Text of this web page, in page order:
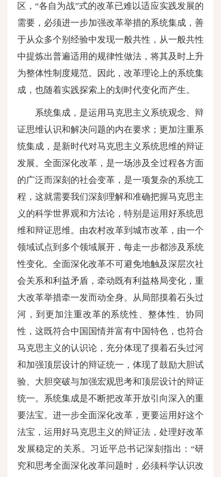
区，“各自为战”式的改革已难以适应实践发展的
需要，必须进一步加强改革举措的系统集成，善
于从众多个别经验中发现一般共性，从一般共性
中提炼出普遍适用的规律性做法，将其及时上升
为整体性制度规范。因此，改革理论上的系统集
成，也随着实践探索上的划时代变化而产生。
系统集成，是运用马克思主义系统观念、辩
证思维认识和解决问题的内在要求；更加注重系
统集成，是新时代对马克思主义系统思维的辩证
发展。全面深化改革，是一场涉及全过程各方面
的广泛而深刻的社会变革，是一项复杂的系统工
程，这就需要我们深刻理解和准确把握马克思主
义的科学世界观和方法论，特别是运用好系统思
维和辩证思维。由农村改革到城市改革，由一个
领域试点到多个领域展开，每走一步都涉及系统
性变化。全面深化改革不可避免地触及深层次社
会关系和利益矛盾，牵动既有利益格局变化，重
大改革举措牵一发而动全身。从局部摸着石头过
河，到更加注重改革的系统性、整体性、协同
性，这既符合中国国情并富有中国特色，也符合
马克思主义的认识论，充分体现了摸着石头过河
和加强顶层设计的辩证统一，体现了鼓励大胆试
验、大胆突破与加强宏观思考和顶层设计的辩证
统一。系统集成是不断把改革开放引向深入的重
要法宝。进一步全面深化改革，更要运用好这个
法宝，运用好马克思主义的辩证法，处理好改革
发展稳定的关系。习近平总书记深刻指出：“研
究和思考全面深化改革问题时，必须科学认识改